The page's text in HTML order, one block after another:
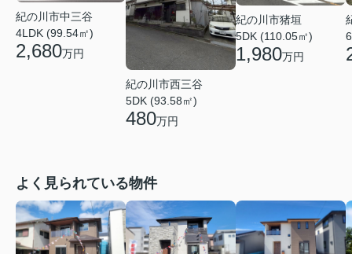
紀の川市中三谷
4LDK (99.54㎡)
2,680万円
紀の川市西三谷
5DK (93.58㎡)
480万円
紀の川市猪垣
5DK (110.05㎡)
1,980万円
よく見られている物件